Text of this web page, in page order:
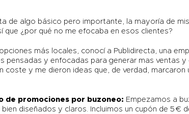
de algo básico pero importante, la mayoría de
que ¿por qué no me efocaba en esos clientes?
más locales, conocí a Publidirecta , una
pensadas y enfocadas para generar mas ventas y
coste y me dieron ideas que, de verdad, marcaron
de promociones por buzoneo: Empezamos a
diseñados y claros. Incluimos un cupón de 5 €